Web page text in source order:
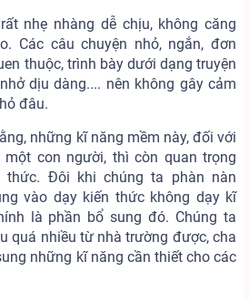
nhẹ nhàng dễ chịu, không căng
Các câu chuyện nhỏ, ngắn, đơn
thuộc, trình bày dưới dạng truyện
dịu dàng.... nên không gây cảm
đâu.
những kĩ năng mềm này, đối với
con người, thì còn quan trọng
thức. Đôi khi chúng ta phàn nàn
vào dạy kiến thức không dạy kĩ
là phần bổ sung đó. Chúng ta
quá nhiều từ nhà trường được, cha
những kĩ năng cần thiết cho các